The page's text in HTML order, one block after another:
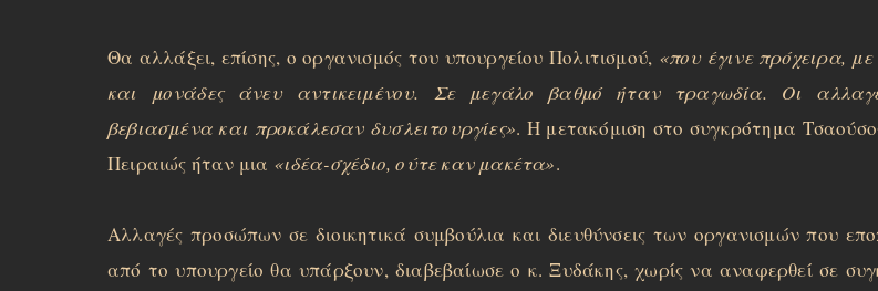
Θα αλλάξει, επίσης, ο οργανισμός του υπουργείου Πολιτισμού, «που έγινε πρόχειρα, με
και μονάδες άνευ αντικειμένου. Σε μεγάλο βαθμό ήταν τραγωδία. Οι
βεβιασμένα και προκάλεσαν δυσλειτουργίες». Η μετακόμιση στο συγκρότημα
Πειραιώς ήταν μια «ιδέα-σχέδιο, ούτε καν μακέτα».
Αλλαγές προσώπων σε διοικητικά συμβούλια και διευθύνσεις των οργανισμών που
από το υπουργείο θα υπάρξουν, διαβεβαίωσε ο κ. Ξυδάκης, χωρίς να αναφερθεί σε